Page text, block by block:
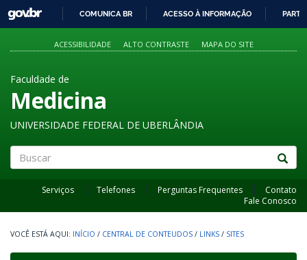
PARA
O
GOVBR
COMUNICA BR ACESSO À INFORMAÇÃO
ACESSIBILIDADE ALTO CONTRASTE MAPA DO SITE
Faculdade de
Medicina
UNIVERSIDADE FEDERAL DE UBERLÂNDIA
Serviços Telefones Perguntas Frequentes
Contato
Fale Conosco
INÍCIO / CENTRAL DE CONTEUDOS / LINKS / SITES